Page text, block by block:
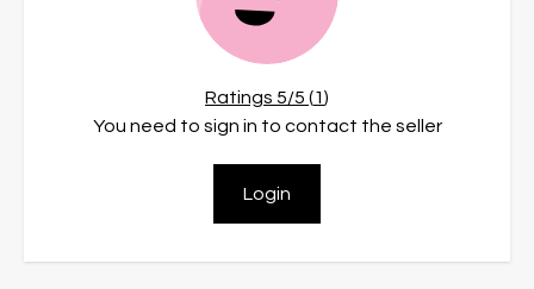
Ratings 5/5 (1)
You need to sign in to contact the seller
Login